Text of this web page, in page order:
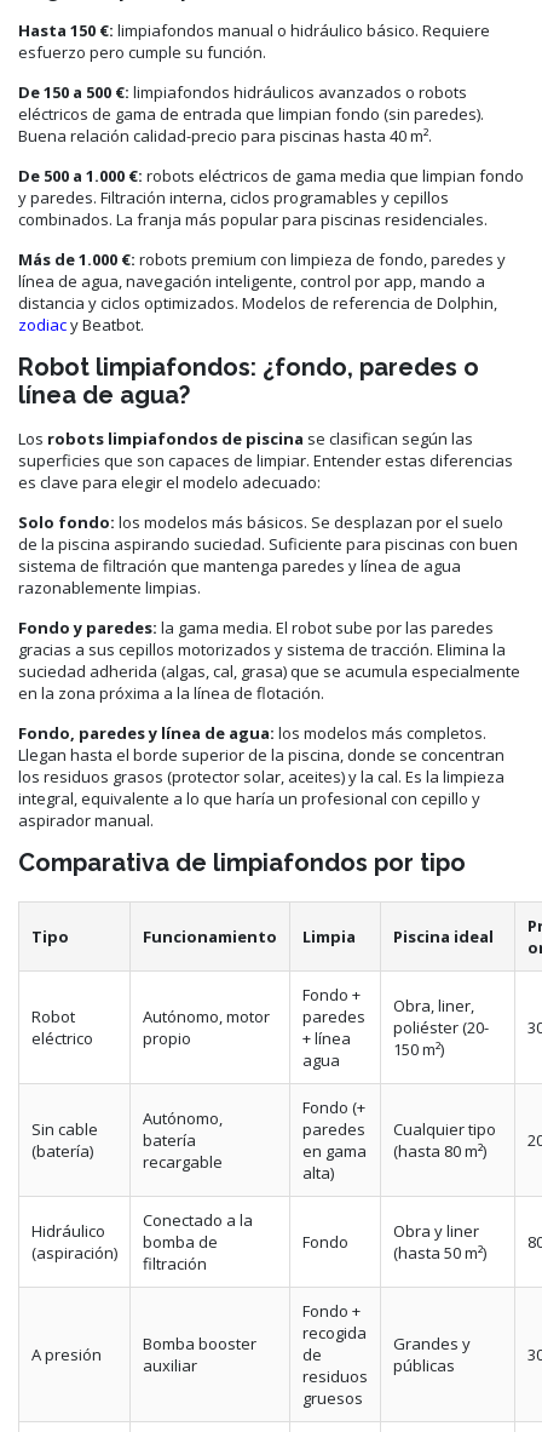
Hasta 150 €: limpiafondos manual o hidráulico básico. Requiere
esfuerzo pero cumple su función.
De 150 a 500 €: limpiafondos hidráulicos avanzados o robots
eléctricos de gama de entrada que limpian fondo (sin paredes).
Buena relación calidad-precio para piscinas hasta 40 m².
De 500 a 1.000 €: robots eléctricos de gama media que limpian fondo
y paredes. Filtración interna, ciclos programables y cepillos
combinados. La franja más popular para piscinas residenciales.
Más de 1.000 €: robots premium con limpieza de fondo, paredes y
línea de agua, navegación inteligente, control por app, mando a
distancia y ciclos optimizados. Modelos de referencia de Dolphin,
zodiacy Beatbot.
Robot limpiafondos: ¿fondo, paredes o
línea de agua?
Los robots limpiafondos de piscina se clasifican según las
superficies que son capaces de limpiar. Entender estas diferencias
es clave para elegir el modelo adecuado:
Solo fondo: los modelos más básicos. Se desplazan por el suelo
de la piscina aspirando suciedad. Suficiente para piscinas con buen
sistema de filtración que mantenga paredes y línea de agua
razonablemente limpias.
Fondo y paredes: la gama media. El robot sube por las paredes
gracias a sus cepillos motorizados y sistema de tracción. Elimina la
suciedad adherida (algas, cal, grasa) que se acumula especialmente
en la zona próxima a la línea de flotación.
Fondo, paredes y línea de agua: los modelos más completos.
Llegan hasta el borde superior de la piscina, donde se concentran
los residuos grasos (protector solar, aceites) y la cal. Es la limpieza
integral, equivalente a lo que haría un profesional con cepillo y
aspirador manual.
Comparativa de limpiafondos por tipo
Tipo Funcionamiento Limpia Piscina ideal
Robot
eléctrico
Autónomo, motor
propio
Fondo +
paredes
+ línea
agua
Obra, liner,
poliéster (20-
150 m²)
Sin cable
(batería)
Autónomo,
batería
recargable
Fondo (+
paredes
en gama
alta)
Cualquier tipo
(hasta 80 m²)
Hidráulico
(aspiración)
Conectado a la
bomba de
filtración
Fondo
Obra y liner
(hasta 50 m²)
A presión
Bomba booster
auxiliar
Fondo +
recogida
de
residuos
gruesos
Grandes y
públicas